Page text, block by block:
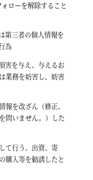
ローを解除すること
第三者の個人情報を
為
害を与え、与えるお
業務を妨害し、妨害
を改ざん（修正、
問いません。）した
て行う、出資、寄
購入等を勧誘したと